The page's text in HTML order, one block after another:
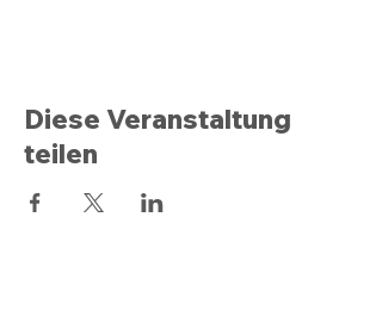
Diese Veranstaltung
teilen